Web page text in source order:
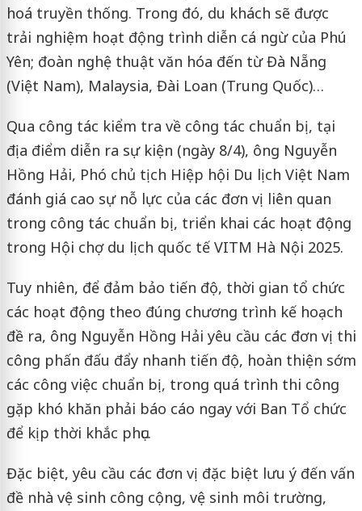
hoá truyền thống. Trong đó, du khách sẽ được
trải nghiệm hoạt động trình diễn cá ngừ của Phú
Yên; đoàn nghệ thuật văn hóa đến từ Đà Nẵng
(Việt Nam), Malaysia, Đài Loan (Trung Quốc)…
Qua công tác kiểm tra về công tác chuẩn bị, tại
địa điểm diễn ra sự kiện (ngày 8/4), ông Nguyễn
Hồng Hải, Phó chủ tịch Hiệp hội Du lịch Việt Nam
đánh giá cao sự nỗ lực của các đơn vị liên quan
trong công tác chuẩn bị, triển khai các hoạt động
trong Hội chợ du lịch quốc tế VITM Hà Nội 2025.
Tuy nhiên, để đảm bảo tiến độ, thời gian tổ chức
các hoạt động theo đúng chương trình kế hoạch
đề ra, ông Nguyễn Hồng Hải yêu cầu các đơn vị thi
công phấn đấu đẩy nhanh tiến độ, hoàn thiện sớm
các công việc chuẩn bị, trong quá trình thi công
gặp khó khăn phải báo cáo ngay với Ban Tổ chức
để kịp thời khắc phục.
Đặc biệt, yêu cầu các đơn vị đặc biệt lưu ý đến vấn
đề nhà vệ sinh công cộng, vệ sinh môi trường,